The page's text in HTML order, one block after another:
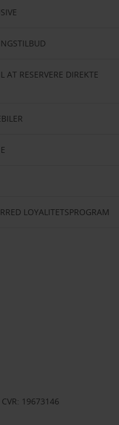
AT RESERVERE DIREKTE
LOYALITETSPROGRAM
19673146